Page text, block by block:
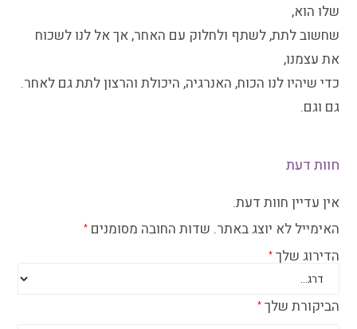
שלו הוא,
שחשוב לתת, לשתף ולחלוק עם האחר, אך אל לנו לשכוח
את עצמנו,
כדי שיהיו לנו הכוח, האנרגיה, היכולת והרצון לתת גם לאחר.
גם וגם.
חוות דעת
אין עדיין חוות דעת.
האימייל לא יוצג באתר. שדות החובה מסומנים*
הדירוג שלך*
הביקורת שלך*